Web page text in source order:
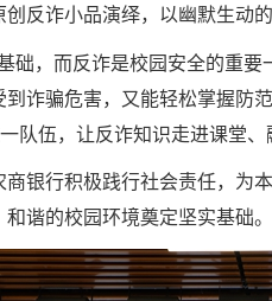
反诈小品演绎，以幽默生动
，而反诈是校园安全的重要
诈骗危害，又能轻松掌握防
队伍，让反诈知识走进课堂、
银行积极践行社会责任，为
谐的校园环境奠定坚实基础。